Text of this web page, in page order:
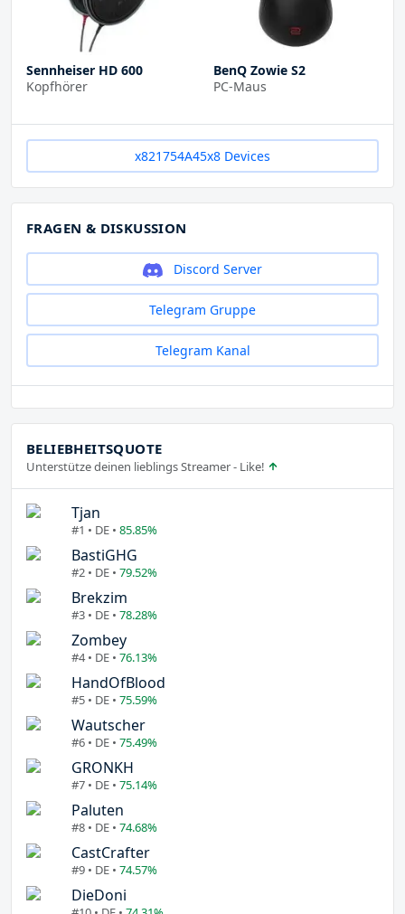
Sennheiser HD 600
Kopfhörer
BenQ Zowie S2
PC-Maus
x821754A45x8 Devices
FRAGEN & DISKUSSION
Discord Server
Telegram Gruppe
Telegram Kanal
BELIEBHEITSQUOTE
Unterstütze deinen lieblings Streamer - Like!
Tjan
#1 • DE • 85.85%
BastiGHG
#2 • DE • 79.52%
Brekzim
#3 • DE • 78.28%
Zombey
#4 • DE • 76.13%
HandOfBlood
#5 • DE • 75.59%
Wautscher
#6 • DE • 75.49%
GRONKH
#7 • DE • 75.14%
Paluten
#8 • DE • 74.68%
CastCrafter
#9 • DE • 74.57%
DieDoni